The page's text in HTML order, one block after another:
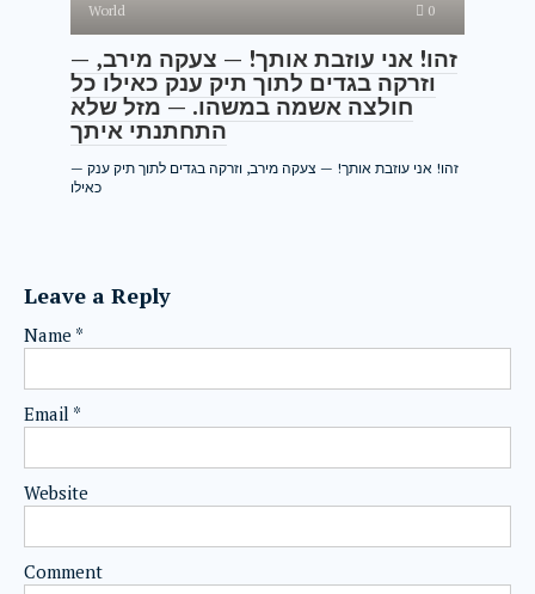
World 0
— זהו! אני עוזבת אותך! — צעקה מירב,
וזרקה בגדים לתוך תיק ענק כאילו כל
חולצה אשמה במשהו. — מזל שלא
התחתנתי איתך
— זהו! אני עוזבת אותך! — צעקה מירב, וזרקה בגדים לתוך תיק ענק
כאילו
Leave a Reply
Name *
Email *
Website
Comment